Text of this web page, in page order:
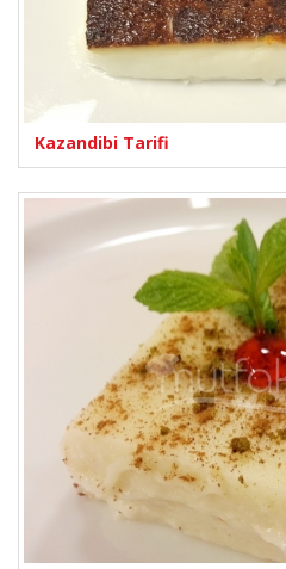
Kazandibi Tarifi